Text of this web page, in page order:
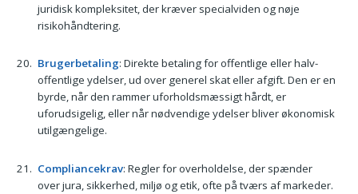
juridisk kompleksitet, der kræver specialviden og nøje
risikohåndtering.
Brugerbetaling: Direkte betaling for offentlige eller halv-
offentlige ydelser, ud over generel skat eller afgift. Den er en
byrde, når den rammer uforholdsmæssigt hårdt, er
uforudsigelig, eller når nødvendige ydelser bliver økonomisk
utilgængelige.
Compliancekrav: Regler for overholdelse, der spænder
over jura, sikkerhed, miljø og etik, ofte på tværs af markeder.